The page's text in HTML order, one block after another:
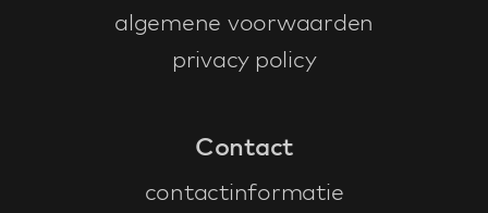
algemene voorwaarden
privacy policy
Contact
contactinformatie